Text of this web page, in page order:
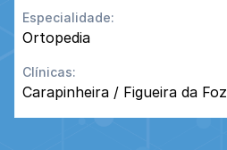
Especialidade:
Ortopedia
Clínicas:
Carapinheira / Figueira da Foz